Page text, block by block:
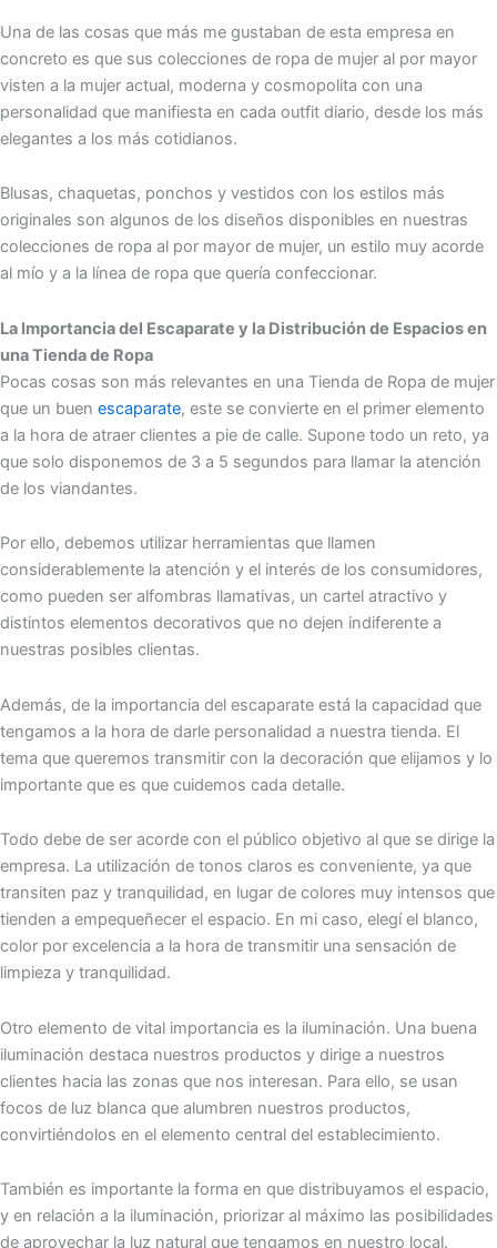
Una de las cosas que más me gustaban de esta empresa en
concreto es que sus colecciones de ropa de mujer al por mayor
visten a la mujer actual, moderna y cosmopolita con una
personalidad que manifiesta en cada outfit diario, desde los más
elegantes a los más cotidianos.
Blusas, chaquetas, ponchos y vestidos con los estilos más
originales son algunos de los diseños disponibles en nuestras
colecciones de ropa al por mayor de mujer, un estilo muy acorde
al mío y a la línea de ropa que quería confeccionar.
La Importancia del Escaparate y la Distribución de Espacios en
una Tienda de Ropa
Pocas cosas son más relevantes en una Tienda de Ropa de mujer
que un buen escaparate, este se convierte en el primer elemento
a la hora de atraer clientes a pie de calle. Supone todo un reto, ya
que solo disponemos de 3 a 5 segundos para llamar la atención
de los viandantes.
Por ello, debemos utilizar herramientas que llamen
considerablemente la atención y el interés de los consumidores,
como pueden ser alfombras llamativas, un cartel atractivo y
distintos elementos decorativos que no dejen indiferente a
nuestras posibles clientas.
Además, de la importancia del escaparate está la capacidad que
tengamos a la hora de darle personalidad a nuestra tienda. El
tema que queremos transmitir con la decoración que elijamos y lo
importante que es que cuidemos cada detalle.
Todo debe de ser acorde con el público objetivo al que se dirige la
empresa. La utilización de tonos claros es conveniente, ya que
transiten paz y tranquilidad, en lugar de colores muy intensos que
tienden a empequeñecer el espacio. En mi caso, elegí el blanco,
color por excelencia a la hora de transmitir una sensación de
limpieza y tranquilidad.
Otro elemento de vital importancia es la iluminación. Una buena
iluminación destaca nuestros productos y dirige a nuestros
clientes hacia las zonas que nos interesan. Para ello, se usan
focos de luz blanca que alumbren nuestros productos,
convirtiéndolos en el elemento central del establecimiento.
También es importante la forma en que distribuyamos el espacio,
y en relación a la iluminación, priorizar al máximo las posibilidades
de aprovechar la luz natural que tengamos en nuestro local.